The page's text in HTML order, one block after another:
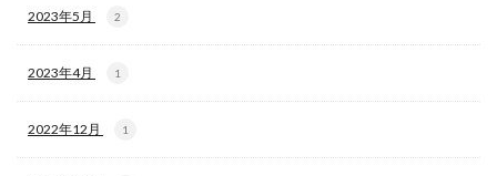
2023年5月 2
2023年4月 1
2022年12月 1